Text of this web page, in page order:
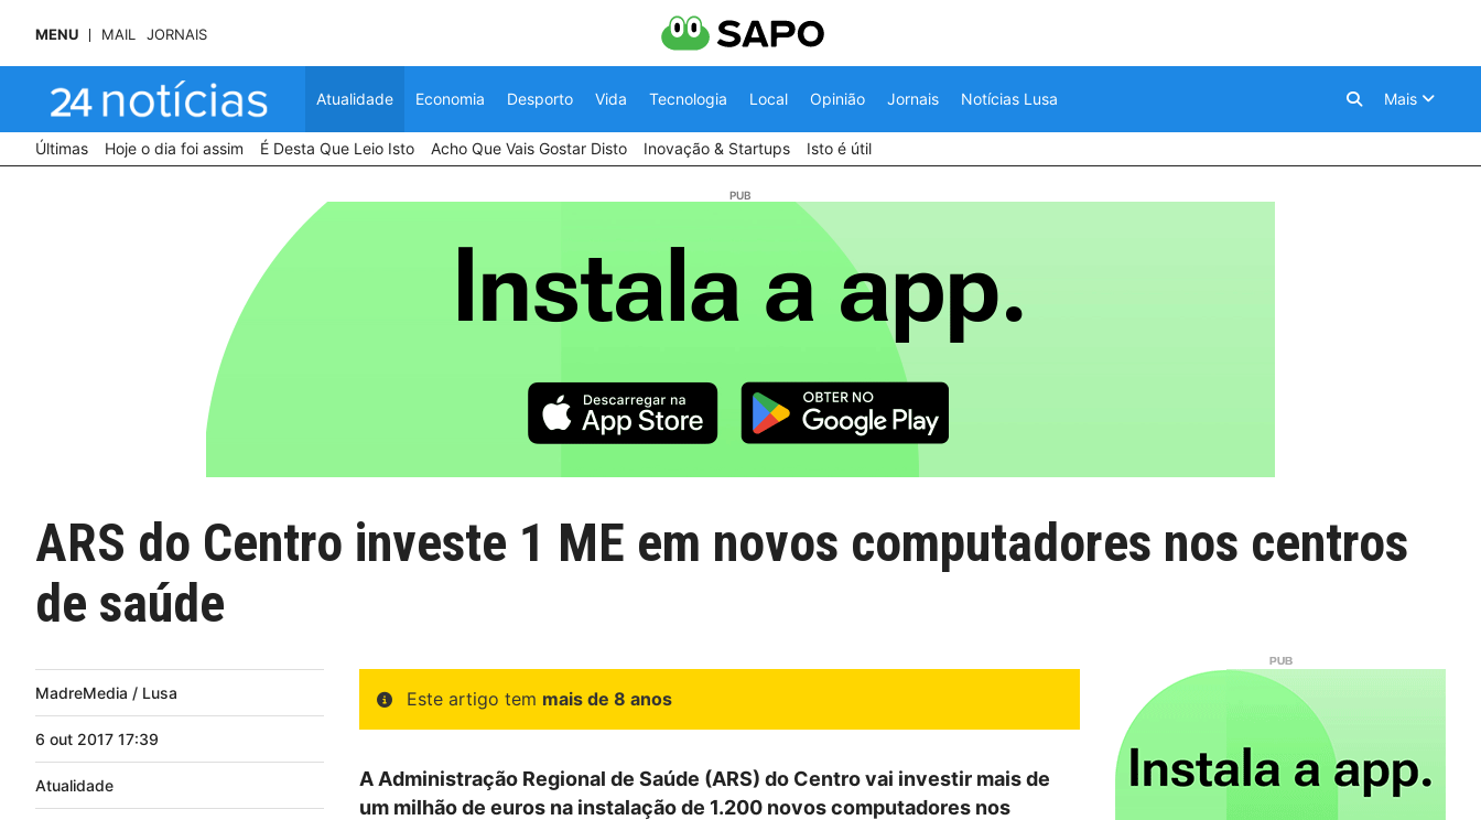
MENU MAIL JORNAIS
Atualidade Economia Desporto Vida Tecnologia Local Opinião Jornais Notícias Lusa Mais
Últimas Hoje o dia foi assim É Desta Que Leio Isto Acho Que Vais Gostar Disto Inovação & Startups Isto é útil
ARS do Centro investe 1 ME em novos computadores nos centros
de saúde
MadreMedia / Lusa
6 out 2017 17:39
Atualidade
Este artigo tem mais de 8 anos
A Administração Regional de Saúde (ARS) do Centro vai investir mais de
um milhão de euros na instalação de 1.200 novos computadores nos